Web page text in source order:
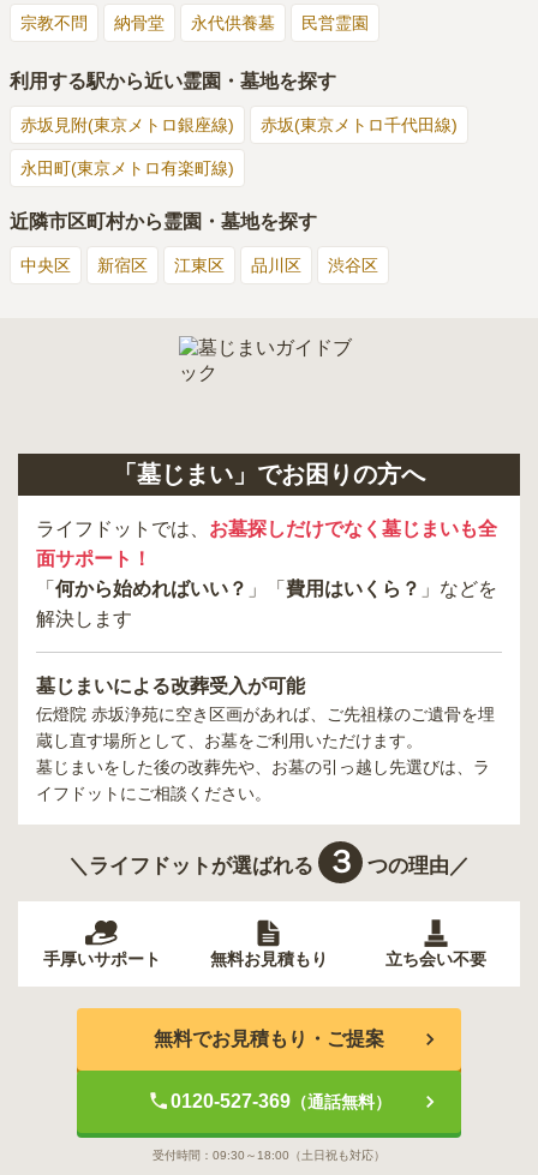
宗教不問 納骨堂 永代供養墓 民営霊園
利用する駅から近い霊園・墓地を探す
赤坂見附(東京メトロ銀座線) 赤坂(東京メトロ千代田線)
永田町(東京メトロ有楽町線)
近隣市区町村から霊園・墓地を探す
中央区 新宿区 江東区 品川区 渋谷区
「墓じまい」でお困りの方へ
ライフドットでは、 お墓探しだけでなく墓じまいも全
面サポート！
「 何から始めればいい？ 」「 費用はいくら？ 」などを
解決します
墓じまいによる改葬受入が可能
伝燈院 赤坂浄苑に空き区画があれば、ご先祖様のご遺骨を埋
蔵し直す場所として、お墓をご利用いただけます。
墓じまいをした後の改葬先や、お墓の引っ越し先選びは、ラ
イフドットにご相談ください。
＼ライフドットが選ばれる ３ つの理由／
手厚いサポート 無料お見積もり 立ち会い不要
無料でお見積もり・ご提案
0120-527-369（通話無料）
受付時間： 09:30～18:00 （土日祝も対応）